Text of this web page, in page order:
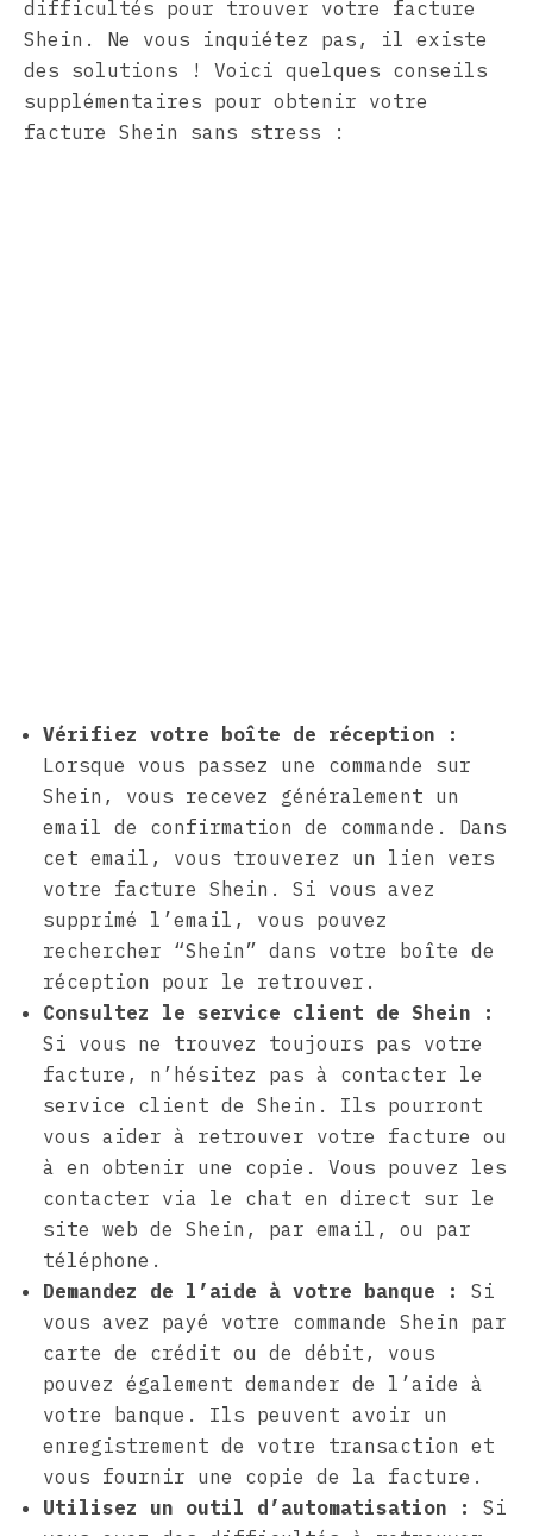
difficultés pour trouver votre facture
Shein. Ne vous inquiétez pas, il existe
des solutions ! Voici quelques conseils
supplémentaires pour obtenir votre
facture Shein sans stress :
Vérifiez votre boîte de réception :
Lorsque vous passez une commande sur
Shein, vous recevez généralement un
email de confirmation de commande. Dans
cet email, vous trouverez un lien vers
votre facture Shein. Si vous avez
supprimé l’email, vous pouvez
rechercher “Shein” dans votre boîte de
réception pour le retrouver.
Consultez le service client de Shein :
Si vous ne trouvez toujours pas votre
facture, n’hésitez pas à contacter le
service client de Shein. Ils pourront
vous aider à retrouver votre facture ou
à en obtenir une copie. Vous pouvez les
contacter via le chat en direct sur le
site web de Shein, par email, ou par
téléphone.
Demandez de l’aide à votre banque :
Si
vous avez payé votre commande Shein par
carte de crédit ou de débit, vous
pouvez également demander de l’aide à
votre banque. Ils peuvent avoir un
enregistrement de votre transaction et
vous fournir une copie de la facture.
Utilisez un outil d’automatisation :
Si